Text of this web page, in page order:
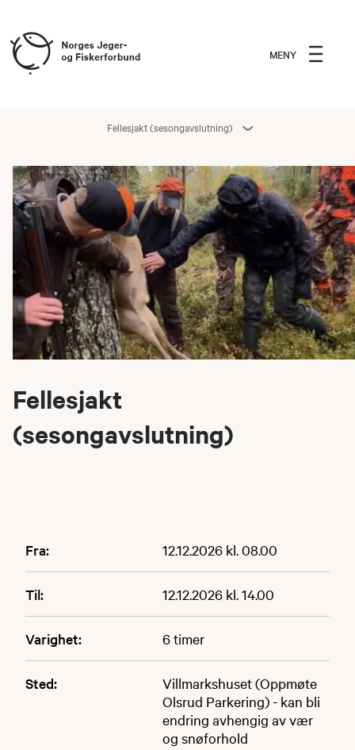
MENY
Fellesjakt (sesongavslutning)
Fellesjakt
(sesongavslutning)
Fra: 12.12.2026 kl. 08.00
Til: 12.12.2026 kl. 14.00
Varighet: 6 timer
Sted:
Villmarkshuset (Oppmøte
Olsrud Parkering) - kan bli
endring avhengig av vær
og snøforhold